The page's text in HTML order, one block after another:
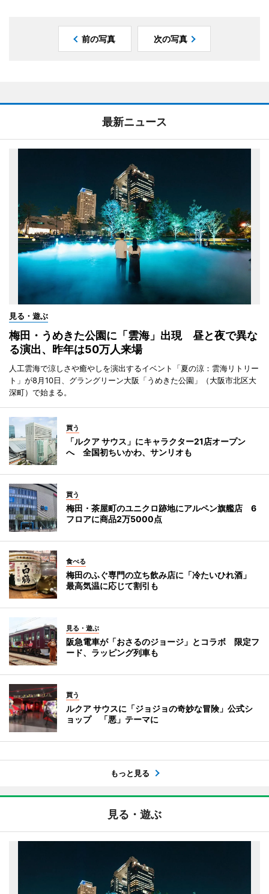
前の写真 次の写真
最新ニュース
見る・遊ぶ
梅田・うめきた公園に「雲海」出現 昼と夜で異な
る演出、昨年は50万人来場
人工雲海で涼しさや癒やしを演出するイベント「夏の涼：雲海リトリー
ト」が8月10日、グラングリーン大阪「うめきた公園」（大阪市北区大
深町）で始まる。
買う
「ルクア サウス」にキャラクター21店オープン
へ 全国初ちいかわ、サンリオも
買う
梅田・茶屋町のユニクロ跡地にアルペン旗艦店 6
フロアに商品2万5000点
食べる
梅田のふぐ専門の立ち飲み店に「冷たいひれ酒」
最高気温に応じて割引も
見る・遊ぶ
阪急電車が「おさるのジョージ」とコラボ 限定フ
ード、ラッピング列車も
買う
ルクア サウスに「ジョジョの奇妙な冒険」公式シ
ョップ 「悪」テーマに
もっと見る
見る・遊ぶ